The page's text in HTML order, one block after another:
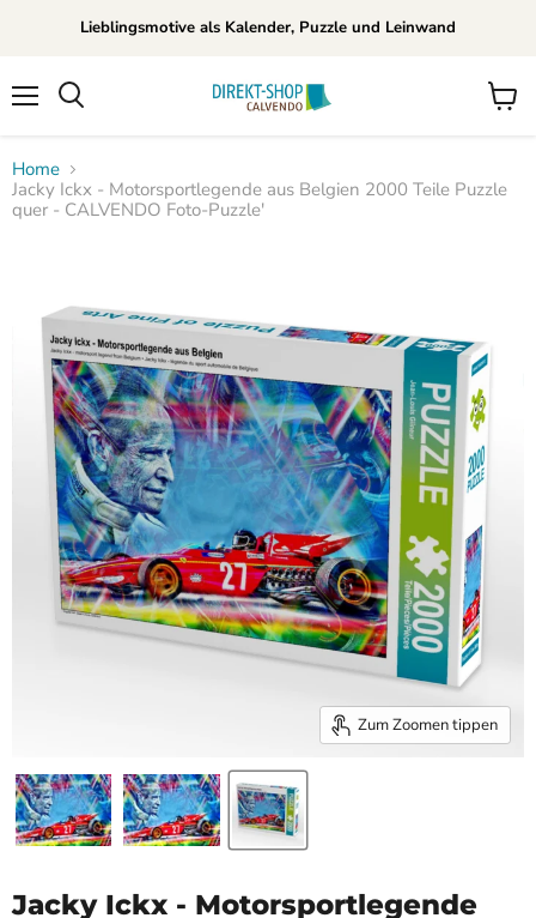
Lieblingsmotive als Kalender, Puzzle und Leinwand
Home
Jacky Ickx - Motorsportlegende aus Belgien 2000 Teile Puzzle
quer - CALVENDO Foto-Puzzle'
Zum Zoomen tippen
Jacky Ickx - Motorsportlegende